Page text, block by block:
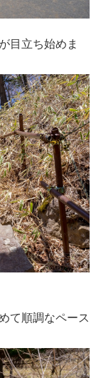
目立ち始めま
て順調なペース